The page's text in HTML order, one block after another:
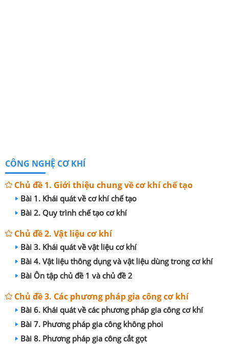
CÔNG NGHỆ CƠ KHÍ
Chủ đề 1. Giới thiệu chung về cơ khí chế tạo
Bài 1. Khái quát về cơ khí chế tạo
Bài 2. Quy trình chế tạo cơ khí
Chủ đề 2. Vật liệu cơ khí
Bài 3. Khái quát về vật liệu cơ khí
Bài 4. Vật liệu thông dụng và vật liệu dùng trong cơ khí
Bài Ôn tập chủ đề 1 và chủ đề 2
Chủ đề 3. Các phương pháp gia công cơ khí
Bài 6. Khái quát về các phương pháp gia công cơ khí
Bài 7. Phương pháp gia công không phoi
Bài 8. Phương pháp gia công cắt gọt